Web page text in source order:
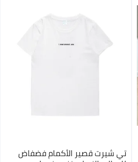
تي شيرت قصير الأكمام فضفاض